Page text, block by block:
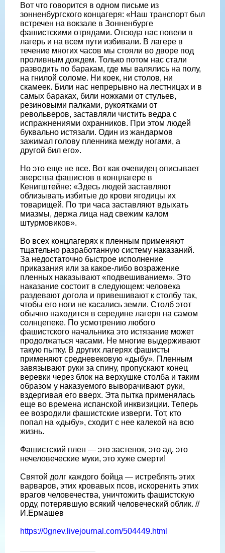
Вот что говорится в одном письме из
зонненбургского концагеря: «Наш транспорт был
встречен на вокзале в Зонненбурге
фашистскими отрядами. Отсюда нас повели в
лагерь и на всем пути избивали. В лагере в
течение многих часов мы стояли во дворе под
проливным дождем. Только потом нас стали
разводить по баракам, где мы валялись на полу,
на гнилой соломе. Ни коек, ни столов, ни
скамеек. Били нас непрерывно на лестницах и в
самых бараках, били ножками от стульев,
резиновыми палками, рукоятками от
револьверов, заставляли чистить ведра с
испражнениями охранников. При этом людей
буквально истязали. Один из жандармов
зажимал голову пленника между ногами, а
другой бил его».
Но это еще не все. Вот как очевидец описывает
зверства фашистов в концлагере в
Кенигштейне: «Здесь людей заставляют
облизывать избитые до крови ягодицы их
товарищей. По три часа заставляют вдыхать
миазмы, держа лица над свежим калом
штурмовиков».
Во всех концлагерях к пленным применяют
тщательно разработанную систему наказаний.
За недостаточно быстрое исполнение
приказания или за какое-либо возражение
пленных наказывают «подвешиванием». Это
наказание состоит в следующем: человека
раздевают догола и привешивают к столбу так,
чтобы его ноги не касались земли. Столб этот
обычно находится в середине лагеря на самом
солнцепеке. По усмотрению любого
фашистского начальника это истязание может
продолжаться часами. Не многие выдерживают
такую пытку. В других лагерях фашисты
применяют средневековую «дыбу». Пленным
завязывают руки за спину, пропускают конец
веревки через блок на верхушке столба и таким
образом у наказуемого выворачивают руки,
вздергивая его вверх. Эта пытка применялась
еще во времена испанской инквизиции. Теперь
ее возродили фашистские изверги. Тот, кто
попал на «дыбу», сходит с нее калекой на всю
жизнь.
Фашистский плен — это застенок, это ад, это
нечеловеческие муки, это хуже смерти!
Святой долг каждого бойца — истреблять этих
варваров, этих кровавых псов, искоренить этих
врагов человечества, уничтожить фашистскую
орду, потерявшую всякий человеческий облик. //
И.Ермашев
https://0gnev.livejournal.com/504449.html